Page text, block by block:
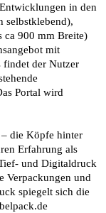
in den
selbstklebend),
ca 900 mm Breite)
mit
findet der Nutzer
Portal wird
die Köpfe hinter
Erfahrung als
und Digitaldruck
Verpackungen und
spiegelt sich die